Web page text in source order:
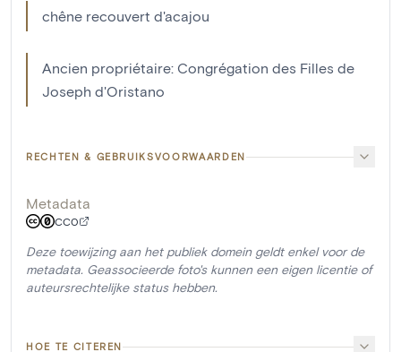
chêne recouvert d'acajou
Ancien propriétaire: Congrégation des Filles de
Joseph d'Oristano
RECHTEN & GEBRUIKSVOORWAARDEN
Metadata
CC0
Deze toewijzing aan het publiek domein geldt enkel voor de
metadata. Geassocieerde foto's kunnen een eigen licentie of
auteursrechtelijke status hebben.
HOE TE CITEREN